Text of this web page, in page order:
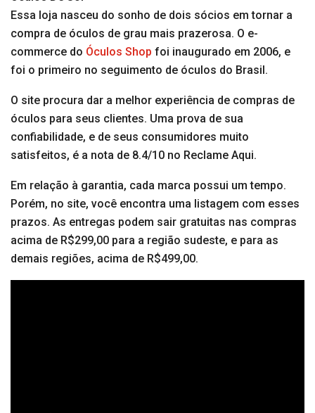
Essa loja nasceu do sonho de dois sócios em tornar a
compra de óculos de grau mais prazerosa. O e-
commerce do Óculos Shop foi inaugurado em 2006, e
foi o primeiro no seguimento de óculos do Brasil.
O site procura dar a melhor experiência de compras de
óculos para seus clientes. Uma prova de sua
confiabilidade, e de seus consumidores muito
satisfeitos, é a nota de 8.4/10 no Reclame Aqui.
Em relação à garantia, cada marca possui um tempo.
Porém, no site, você encontra uma listagem com esses
prazos. As entregas podem sair gratuitas nas compras
acima de R$299,00 para a região sudeste, e para as
demais regiões, acima de R$499,00.